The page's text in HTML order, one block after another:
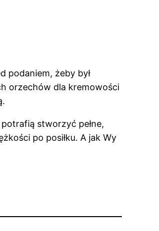
podaniem, żeby był
orzechów dla kremowości
stworzyć pełne,
po posiłku. A jak Wy